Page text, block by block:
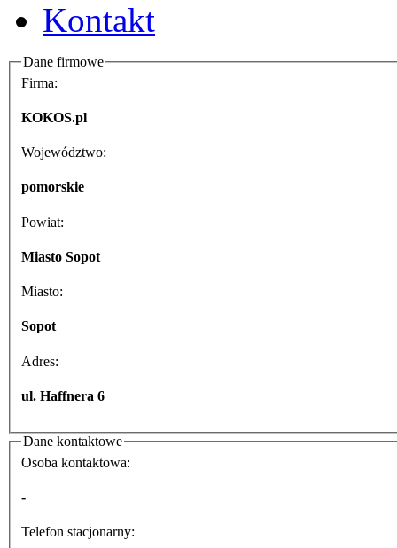
Kontakt
Dane firmowe
Firma:
KOKOS.pl
Województwo:
pomorskie
Powiat:
Miasto Sopot
Miasto:
Sopot
Adres:
ul. Haffnera 6
Dane kontaktowe
Osoba kontaktowa:
-
Telefon stacjonarny: